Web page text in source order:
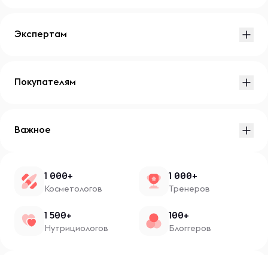
Экспертам
Покупателям
Важное
1 000+
Косметологов
1 000+
Тренеров
1 500+
Нутрициологов
100+
Блоггеров